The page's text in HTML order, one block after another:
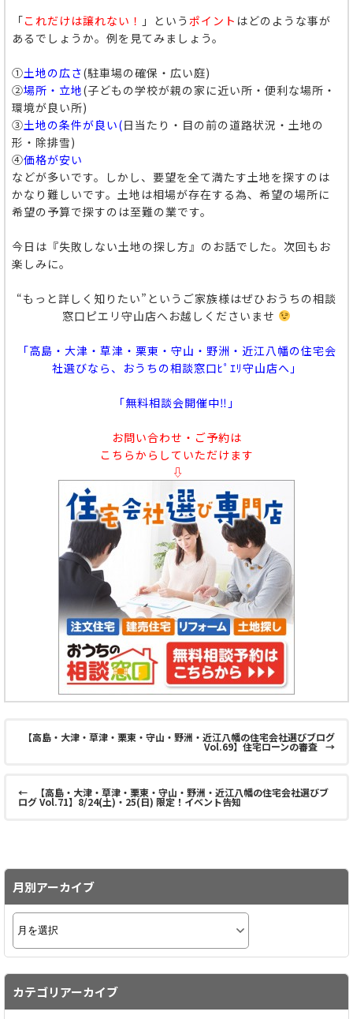
「これだけは譲れない！ 」という ポイント はどのような事が
あるでしょうか。例を見てみましょう。
①土地の広さ(駐車場の確保・広い庭)
②場所・立地(子どもの学校が親の家に近い所・便利な場所・
環境が良い所)
③土地の条件が良い(日当たり・目の前の道路状況・土地の
形・除排雪)
④価格が安い
などが多いです。しかし、要望を全て満たす土地を探すのは
かなり難しいです。土地は相場が存在する為、希望の場所に
希望の予算で探すのは至難の業です。
今日は『失敗しない土地の探し方』のお話でした。次回もお
楽しみに。
“もっと詳しく知りたい”というご家族様はぜひおうちの相談
窓口ピエリ守山店へお越しくださいませ
「高島・大津・草津・栗東・守山・野洲・近江八幡の住宅会
社選びなら、おうちの相談窓口ﾋﾟｴﾘ守山店へ」
「無料相談会開催中‼」
お問い合わせ・ご予約は
こちらからしていただけます
⇩
【高島・大津・草津・栗東・守山・野洲・近江八幡の住宅会社選びブログ
Vol.69】住宅ローンの審査 →
← 【高島・大津・草津・栗東・守山・野洲・近江八幡の住宅会社選びブ
ログ Vol.71】8/24(土)・25(日) 限定！イベント告知
月別アーカイブ
カテゴリアーカイブ